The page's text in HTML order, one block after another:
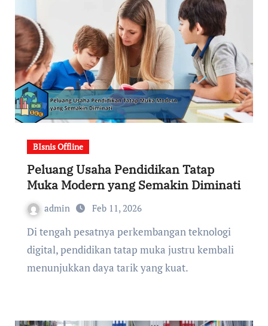
BIsnis Offline
Peluang Usaha Pendidikan Tatap
Muka Modern yang Semakin Diminati
admin Feb 11, 2026
Di tengah pesatnya perkembangan teknologi
digital, pendidikan tatap muka justru kembali
menunjukkan daya tarik yang kuat.